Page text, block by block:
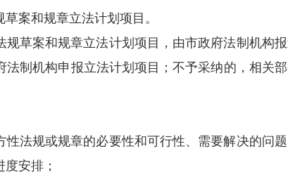
的计划项目建议；
草案、规章的送审稿；
法调研论证活动；
和规章的送审稿进行审核和调研论证工
征求意见稿提出意见；
协调会议；
工作；